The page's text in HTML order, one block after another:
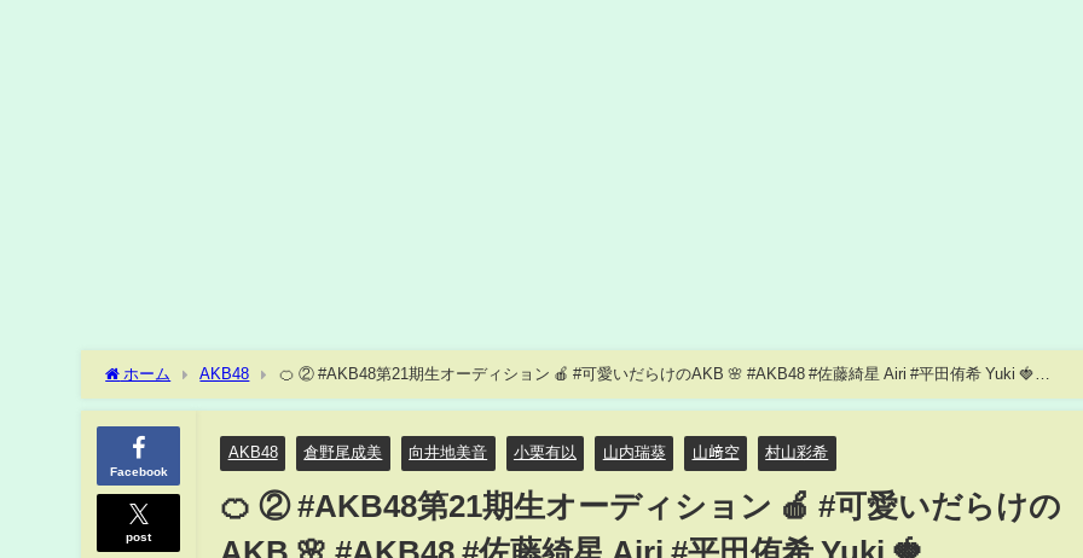
ホーム AKB48
🍊 ② #AKB48第21期生オーディション 🍎 #可愛いだらけのAKB 🌸 #AKB48 #佐藤綺星 Airi #平田侑希 Yuki 🍓
#AKB48_20thYear #shorts
Facebook
post
AKB48 倉野尾成美 向井地美音 小栗有以 山内瑞葵 山﨑空 村山彩希
🍊 ② #AKB48第21期生オーディション 🍎 #可愛いだらけの